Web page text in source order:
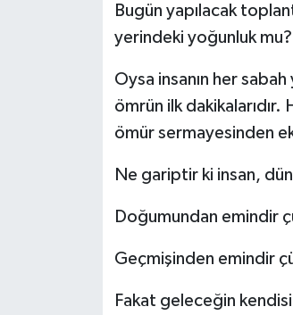
Bugün yapılacak
yerindeki yoğunluk
Oysa insanın her
ömrün ilk
ömür sermayesinden
Ne gariptir ki insan,
Doğumundan emindir
Geçmişinden emindir
Fakat geleceğin